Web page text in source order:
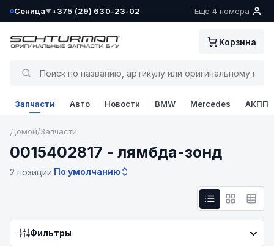
Сеница▼
Ваш склад определён как:
+375 (29) 630-23-02 Ещё 4 номера
Корзина
Запчасти Авто Новости BMW Mercedes АКПП
Домой/Запчасти
0015402817 - лямбда-зонд
2 позиции:По умолчанию
Фильтры